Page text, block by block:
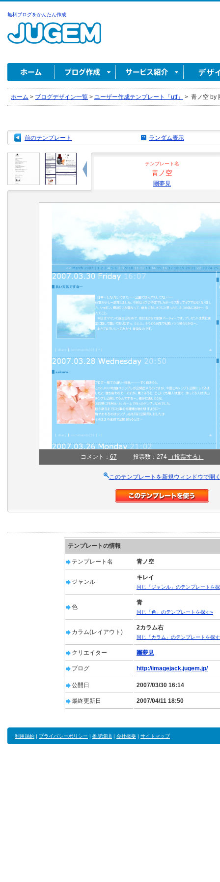
無料ブログをかんたん作成
ホーム > ブログデザイン一覧 > ユーザー作成テンプレート「utf」 > 青ノ空 by
前のテンプレート ランダム表示
テンプレート名
青ノ空
團夢見
コメント： 67 投票数：274 （投票する）
このテンプレートを新規ウィンドウで開
テンプレートの情報
テンプレート名 青ノ空
ジャンル
キレイ
同じ「ジャンル」のテンプレートを
色
青
同じ「色」のテンプレートを探す»
カラム(レイアウト)
2カラム右
同じ「カラム」のテンプレートを探
クリエイター 團夢見
ブログ http://imagejack.jugem.jp/
公開日 2007/03/30 16:14
最終更新日 2007/04/11 18:50
利用規約 | プライバシーポリシー | 推奨環境 | 会社概要 | サイトマップ